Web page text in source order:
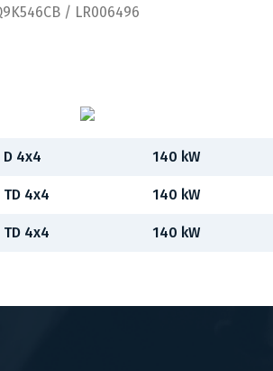
/ LR006496
D 4x4 140 kW
TD 4x4 140 kW
TD 4x4 140 kW